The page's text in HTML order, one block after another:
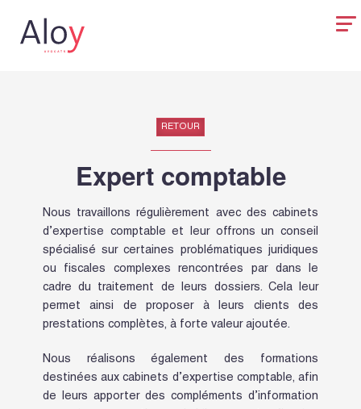
RETOUR
Expert comptable
Nous travaillons régulièrement avec des cabinets
d’expertise comptable et leur offrons un conseil
spécialisé sur certaines problématiques juridiques
ou fiscales complexes rencontrées par dans le
cadre du traitement de leurs dossiers. Cela leur
permet ainsi de proposer à leurs clients des
prestations complètes, à forte valeur ajoutée.
Nous réalisons également des formations
destinées aux cabinets d’expertise comptable, afin
de leurs apporter des compléments d’information